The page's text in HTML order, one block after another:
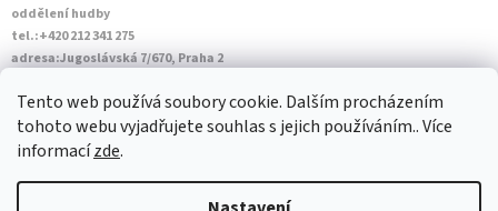
Tento web používá soubory cookie. Dalším procházením
tohoto webu vyjadřujete souhlas s jejich používáním.. Více
informacízde.
oddělení hudby
tel.:+420 212 341 275
adresa:Jugoslávská 7/670, Praha 2
Sobota: 10:00 - 14:45